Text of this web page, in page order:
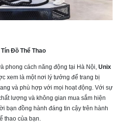
Đồ Thể Thao
phong cách năng động tại Hà Nội, Unix
xem là một nơi lý tưởng để trang bị
và phù hợp với mọi hoạt động. Với sự
lượng và không gian mua sắm hiện
bạn đồng hành đáng tin cậy trên hành
thao của bạn.